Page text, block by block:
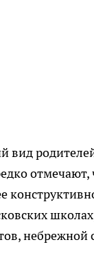
вид
небрежной